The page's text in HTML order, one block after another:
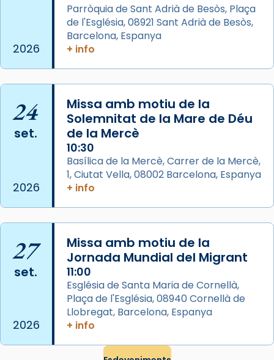
L’arquebisbe de Barcelona, el cardenal Joan
Josep Omella, ha presidit la missa i l’ha
concelebrat el bisbe auxiliar de Barcelona,
Mons. David Abadías.
📸 Dr. G. Simón
Photo
View on Facebook · Share
Arquebisbat de Barcelona
2 weeks ago
Memòria de les santes Juliana i
Semproniana, verges i màrtirs.
partir de l’Edat Mitjana sorgeix la tradició
que les santes Juliana (“relatiu a Júlia”) i
Semproniana (“relatiu a Semprònia =
eterna”) són deixebles seves. I l’any 1667, el
frare Joan Gaspar Roig, afirma en una obra
que les santes són filles de l’antiga Iluro.
les aconseguirà el 1772. L’ofici que es canta
2026
Parròquia de Sant Adrià de Besòs, Plaça
de l'Església, 08921 Sant Adrià de Besòs,
Barcelona, Espanya
+ info
24
set.
2026
Missa amb motiu de la
Solemnitat de la Mare de Déu
de la Mercè
10:30
Basílica de la Mercè, Carrer de la Mercè,
1, Ciutat Vella, 08002 Barcelona, Espanya
+ info
27
set.
2026
Missa amb motiu de la
Jornada Mundial del Migrant
11:00
Església de Santa Maria de Cornellà,
Plaça de l'Església, 08940 Cornellà de
Llobregat, Barcelona, Espanya
+ info